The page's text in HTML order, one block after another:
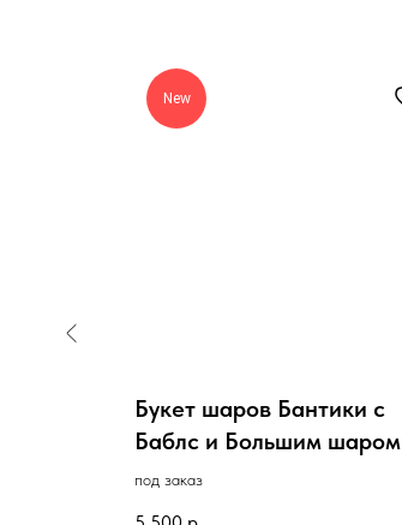
New
Букет шаров Бантики с
Баблс и Большим шаром
под заказ